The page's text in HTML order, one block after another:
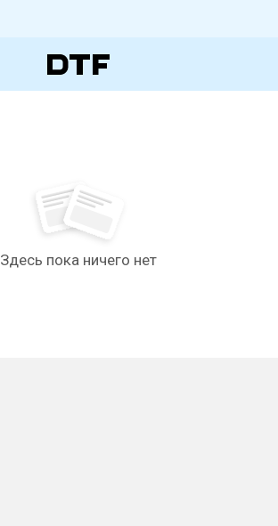
Здесь пока ничего нет